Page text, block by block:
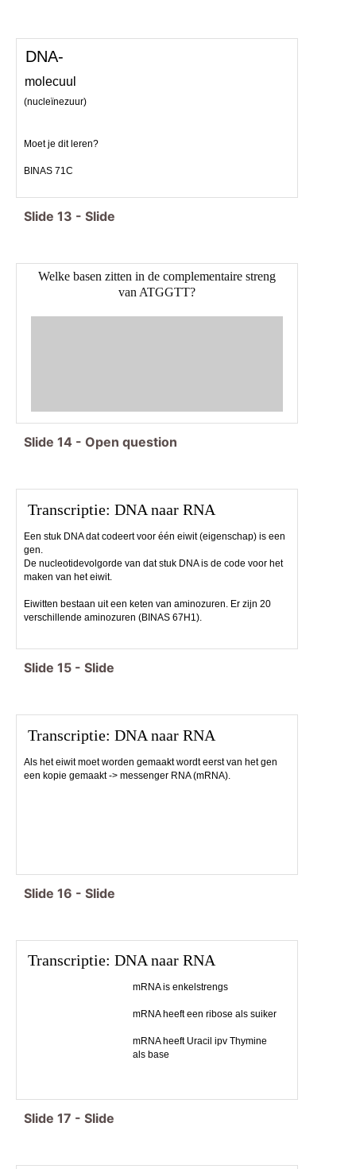
Moet je dit leren?
BINAS 71C
DNA-
molecuul
(nucleïnezuur)
Slide 13 - Slide
Welke basen zitten in de complementaire streng
van ATGGTT?
Slide 14 - Open question
Transcriptie: DNA naar RNA
Een stuk DNA dat codeert voor één eiwit (eigenschap) is een
gen.
De nucleotidevolgorde van dat stuk DNA is de code voor het
maken van het eiwit.
Eiwitten bestaan uit een keten van aminozuren. Er zijn 20
verschillende aminozuren (BINAS 67H1).
Slide 15 - Slide
Transcriptie: DNA naar RNA
Als het eiwit moet worden gemaakt wordt eerst van het gen
een kopie gemaakt -> messenger RNA (mRNA).
Slide 16 - Slide
Transcriptie: DNA naar RNA
mRNA is enkelstrengs
mRNA heeft een ribose als suiker
mRNA heeft Uracil ipv Thymine
als base
Slide 17 - Slide